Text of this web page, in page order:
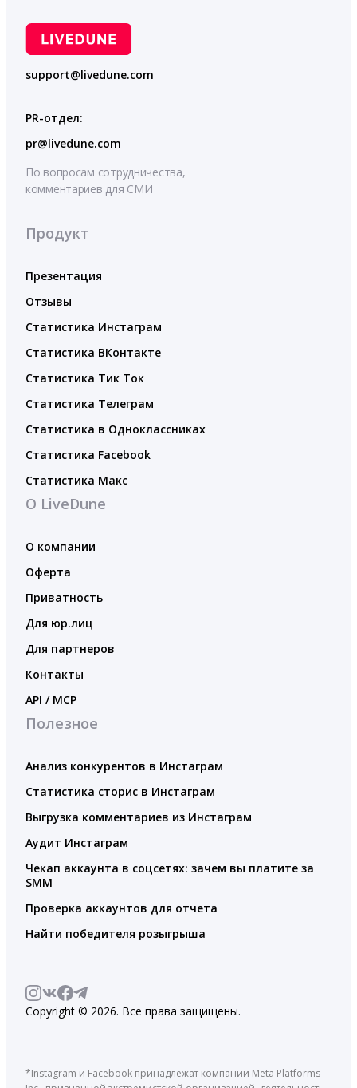
support@livedune.com
PR-отдел:
pr@livedune.com
По вопросам сотрудничества,
комментариев для СМИ
Продукт
Презентация
Отзывы
Статистика Инстаграм
Статистика ВКонтакте
Статистика Тик Ток
Статистика Телеграм
Статистика в Одноклассниках
Статистика Facebook
Статистика Макс
О LiveDune
О компании
Оферта
Приватность
Для юр.лиц
Для партнеров
Контакты
API / MCP
Полезное
Анализ конкурентов в Инстаграм
Статистика сторис в Инстаграм
Выгрузка комментариев из Инстаграм
Аудит Инстаграм
Чекап аккаунта в соцсетях: зачем вы платите за
SMM
Проверка аккаунтов для отчета
Найти победителя розыгрыша
Copyright © 2026. Все права защищены.
*Instagram и Facebook принадлежат компании Meta Platforms